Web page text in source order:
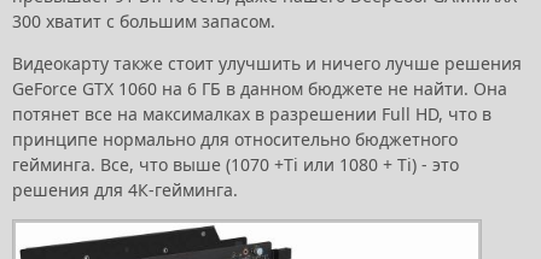
300 хватит с большим запасом.
Видеокарту также стоит улучшить и ничего лучше решения
GeForce GTX 1060 на 6 ГБ в данном бюджете не найти. Она
потянет все на максималках в разрешении Full HD, что в
принципе нормально для относительно бюджетного
гейминга. Все, что выше (1070 +Ti или 1080 + Ti) - это
решения для 4К-гейминга.